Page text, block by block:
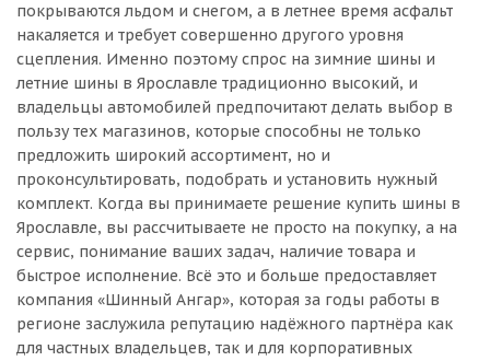
покрываются льдом и снегом, а в летнее время асфальт
накаляется и требует совершенно другого уровня
сцепления. Именно поэтому спрос на зимние шины и
летние шины в Ярославле традиционно высокий, и
владельцы автомобилей предпочитают делать выбор в
пользу тех магазинов, которые способны не только
предложить широкий ассортимент, но и
проконсультировать, подобрать и установить нужный
комплект. Когда вы принимаете решение купить шины в
Ярославле, вы рассчитываете не просто на покупку, а на
сервис, понимание ваших задач, наличие товара и
быстрое исполнение. Всё это и больше предоставляет
компания «Шинный Ангар», которая за годы работы в
регионе заслужила репутацию надёжного партнёра как
для частных владельцев, так и для корпоративных